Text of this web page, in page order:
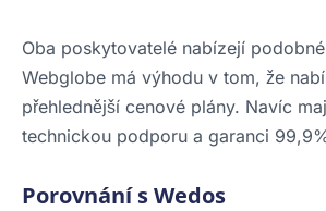
Oba poskytovatelé nabízejí
Webglobe má výhodu v tom, že
přehlednější cenové plány. Navíc
technickou podporu a garanci
Porovnání s Wedos